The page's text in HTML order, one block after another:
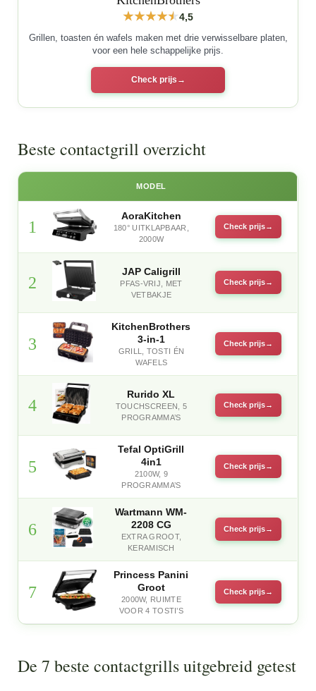
4,5
Grillen, toasten én wafels maken met drie verwisselbare platen,
voor een hele schappelijke prijs.
Check prijs
Beste contactgrill overzicht
MODEL
1
AoraKitchen
180° UITKLAPBAAR,
2000W
Check prijs
2
JAP Caligrill
PFAS-VRIJ, MET
VETBAKJE
Check prijs
3
KitchenBrothers
3-in-1
GRILL, TOSTI ÉN
WAFELS
Check prijs
4
Rurido XL
TOUCHSCREEN, 5
PROGRAMMA’S
Check prijs
5
Tefal OptiGrill
4in1
2100W, 9
PROGRAMMA’S
Check prijs
6
Wartmann WM-
2208 CG
EXTRA GROOT,
KERAMISCH
Check prijs
7
Princess Panini
Groot
2000W, RUIMTE
VOOR 4 TOSTI’S
Check prijs
De 7 beste contactgrills uitgebreid getest